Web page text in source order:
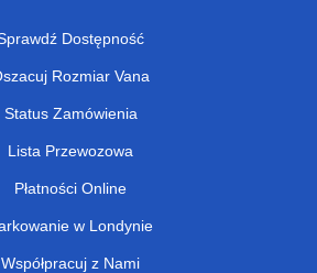
Dostępność
Rozmiar Vana
Status Zamówienia
Lista Przewozowa
Płatności Online
w Londynie
Współpracuj z Nami